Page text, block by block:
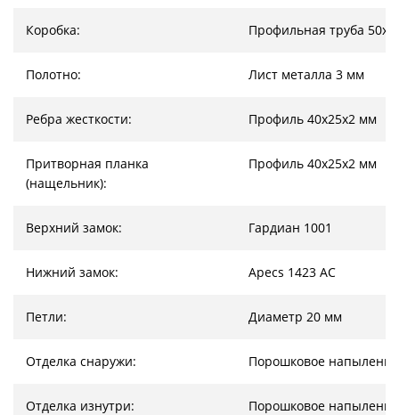
Коробка: Профильная труба
Полотно: Лист металла 3 мм
Ребра жесткости: Профиль 40х25х2 мм
Притворная планка
(нащельник):
Профиль 40х25х2 мм
Верхний замок: Гардиан 1001
Нижний замок: Apecs 1423 AC
Петли: Диаметр 20 мм
Отделка снаружи: Порошковое напыление
Отделка изнутри: Порошковое напыление